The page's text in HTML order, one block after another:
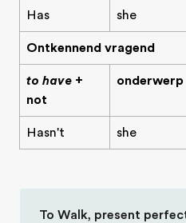
Has she
Ontkennend vragend
to have +
not
onderwerp
Hasn't she
To Walk, present